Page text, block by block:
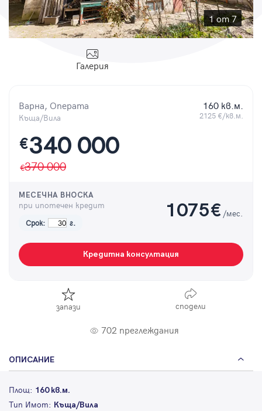
1 от 7
Галерия
Варна, Операта
Къща/Вила
160 кв.м.
2125 €/кв.м.
€340 000
370 000
МЕСЕЧНА ВНОСКА
при ипотечен кредит
Срок: г.
1075€ /мес.
Кредитна консултация
запази сподели
702 преглеждания
ОПИСАНИЕ
Площ: 160 кв.м.
Тип Имот: Къща/Вила
Парола
Регистрация